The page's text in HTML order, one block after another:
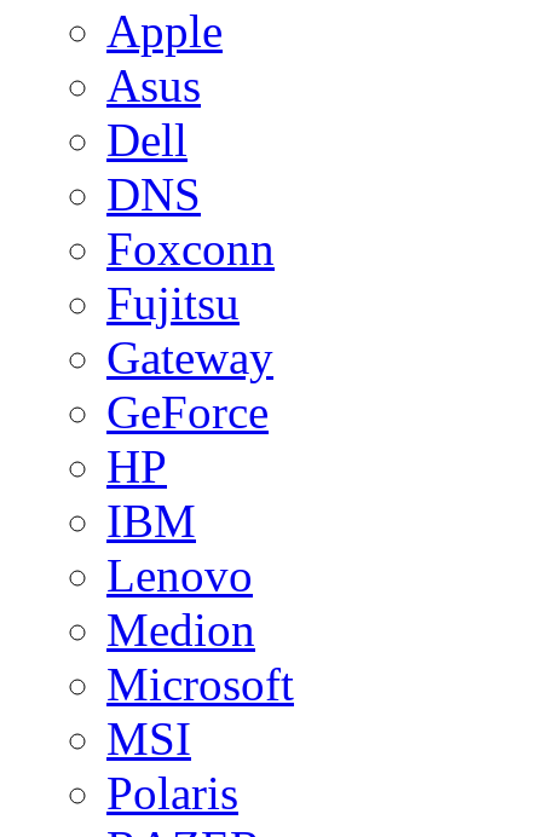
Apple
Asus
Dell
DNS
Foxconn
Fujitsu
Gateway
GeForce
HP
IBM
Lenovo
Medion
Microsoft
MSI
Polaris